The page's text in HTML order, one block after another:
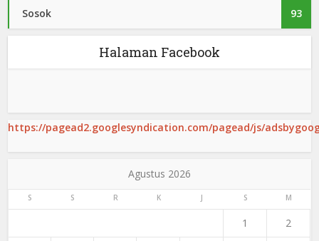
Sosok 93
Halaman Facebook
https://pagead2.googlesyndication.com/pagead/js/
Agustus 2026
S S R K J S M
1 2